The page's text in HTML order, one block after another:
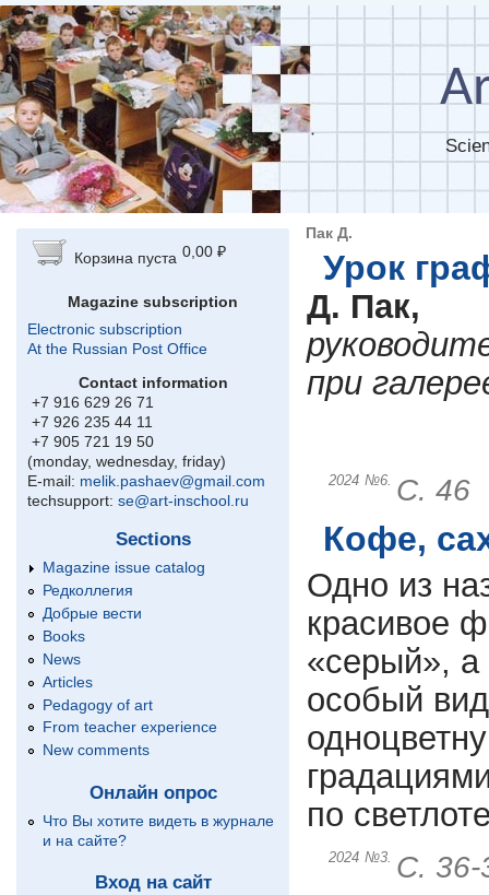
Skip to main content
Корзина пуста 0,00 ₽
Magazine subscription
Electronic subscription
At the Russian Post Office
Contact information
+7 916 629 26 71
+7 926 235 44 11
+7 905 721 19 50
(monday, wednesday, friday)
E-mail: melik.pashaev@gmail.com
techsupport: se@art-inschool.ru
Sections
Magazine issue catalog
Редколлегия
Добрые вести
Books
News
Articles
Pedagogy of art
From teacher experience
New comments
Онлайн опрос
Что Вы хотите видеть в журнале
и на сайте?
Вход на сайт
Пак Д.
Урок
Д. Пак,
при
2024 №6. С. 46
Кофе,
Одно из
красивое
«серый», а
особый
по
2024 №3. С. 36-